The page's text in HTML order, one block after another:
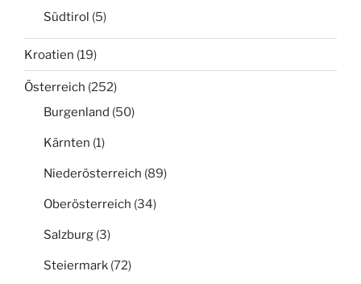
Südtirol (5)
Kroatien (19)
Österreich (252)
Burgenland (50)
Kärnten (1)
Niederösterreich (89)
Oberösterreich (34)
Salzburg (3)
Steiermark (72)